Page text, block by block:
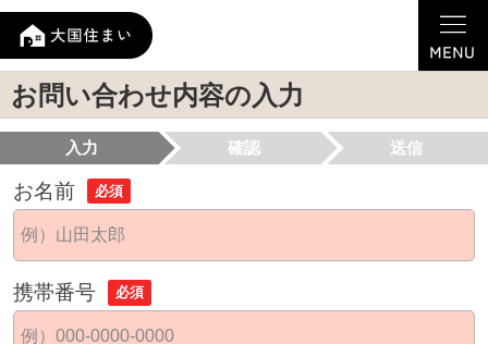
お問い合わせ内容の入力
入力 確認 送信
お名前 必須
携帯番号 必須